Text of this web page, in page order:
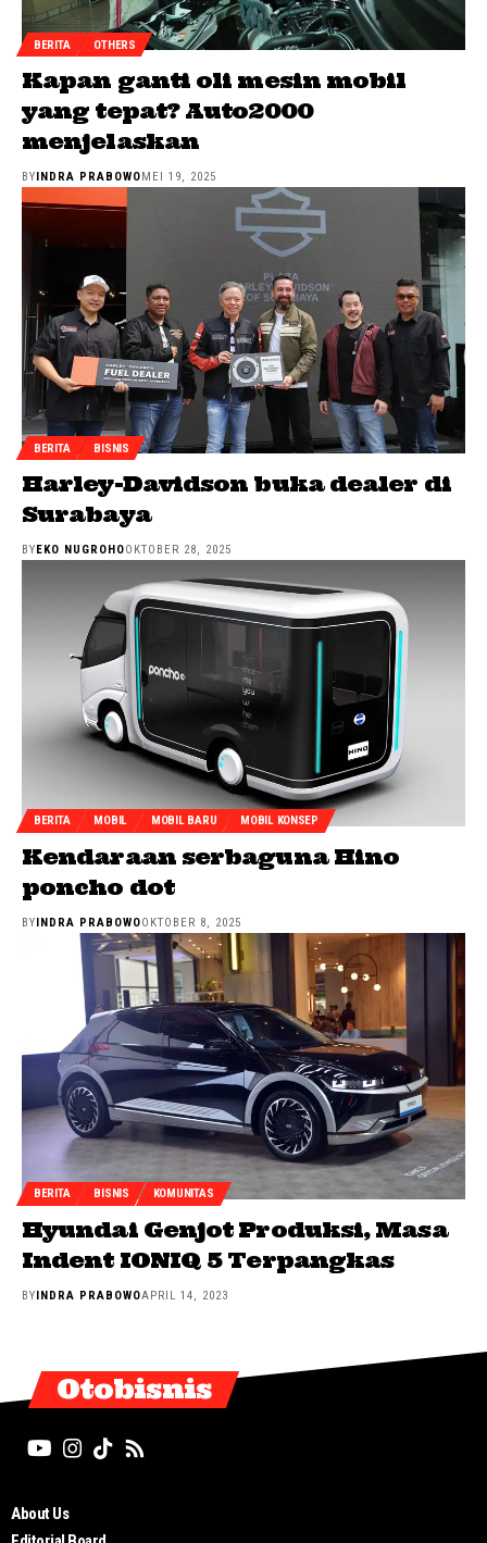
BERITA OTHERS
Kapan ganti oli mesin mobil
yang tepat? Auto2000
menjelaskan
BY INDRA PRABOWO MEI 19, 2025
BERITA BISNIS
Harley-Davidson buka dealer di
Surabaya
BYEKO NUGROHOOKTOBER 28, 2025
BERITA MOBIL MOBIL BARU MOBIL KONSEP
Kendaraan serbaguna Hino
poncho dot
BYINDRA PRABOWOOKTOBER 8, 2025
BERITA BISNIS KOMUNITAS
Hyundai Genjot Produksi, Masa
Indent IONIQ 5 Terpangkas
BYINDRA PRABOWOAPRIL 14, 2023
Otobisnis
About Us